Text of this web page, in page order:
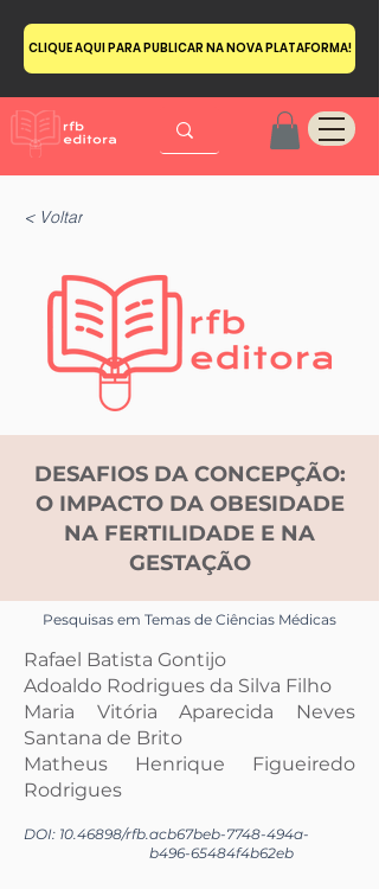
CLIQUE AQUI PARA PUBLICAR NA NOVA PLATAFORMA!
< Voltar
DESAFIOS DA CONCEPÇÃO:
O IMPACTO DA OBESIDADE
NA FERTILIDADE E NA
GESTAÇÃO
Pesquisas em Temas de Ciências Médicas
Rafael Batista Gontijo
Adoaldo Rodrigues da Silva Filho
Maria Vitória Aparecida Neves
Santana de Brito
Matheus Henrique Figueiredo
Rodrigues
DOI: 10.46898/rfb.acb67beb-7748-494a-
b496-65484f4b62eb